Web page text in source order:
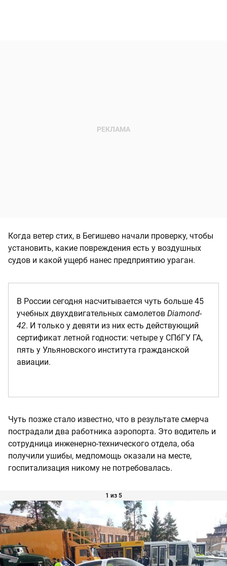
Когда ветер стих, в Бегишево начали проверку, чтобы
установить, какие повреждения есть у воздушных
судов и какой ущерб нанес предприятию ураган.
В России сегодня насчитывается чуть больше 45
учебных двухдвигательных самолетов Diamond-
42. И только у девяти из них есть действующий
сертификат летной годности: четыре у СПбГУ ГА,
пять у Ульяновского института гражданской
авиации.
Чуть позже стало известно, что в результате смерча
пострадали два работника аэропорта. Это водитель и
сотрудница инженерно-технического отдела, оба
получили ушибы, медпомощь оказали на месте,
госпитализация никому не потребовалась.
1 из 5